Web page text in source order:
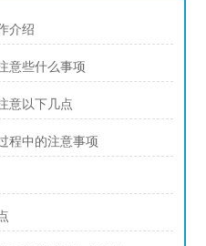
介绍
意些什么事项
意以下几点
程中的注意事项